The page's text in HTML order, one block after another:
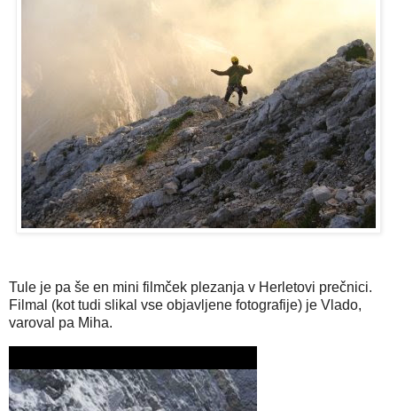
Tule je pa še en mini filmček plezanja v Herletovi prečnici.
Filmal (kot tudi slikal vse objavljene fotografije) je Vlado,
varoval pa Miha.